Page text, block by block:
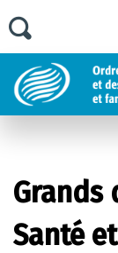
Grands
Santé